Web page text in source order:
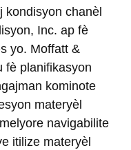
kondisyon chanèl
Inc. ap fè
yo. Moffatt &
fè planifikasyon
kominote
materyèl
navigabilite
itilize materyèl